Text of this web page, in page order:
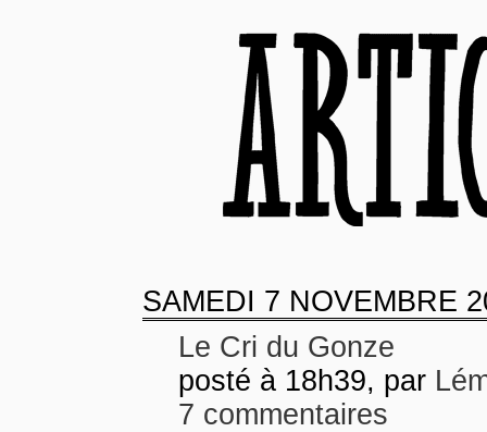
SAMEDI 7 NOVEMBRE
Le Cri du Gonze
posté à 18h39, par
7 commentaires